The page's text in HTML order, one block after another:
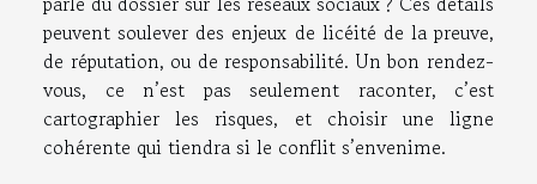
peuvent soulever des enjeux de licéité de la preuve,
de réputation, ou de responsabilité. Un bon rendez-
vous, ce n’est pas seulement raconter, c’est
cartographier les risques, et choisir une ligne
cohérente qui tiendra si le conflit s’envenime.